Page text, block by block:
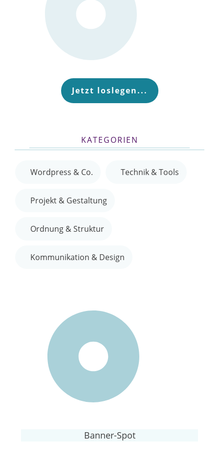
Jetzt loslegen...
KATEGORIEN
Wordpress & Co. Technik & Tools
Projekt & Gestaltung
Ordnung & Struktur
Kommunikation & Design
Banner-Spot